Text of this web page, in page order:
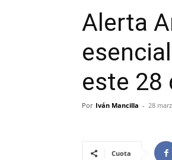
Alerta
este 28
Por Iván Mancilla - 28
Cuota